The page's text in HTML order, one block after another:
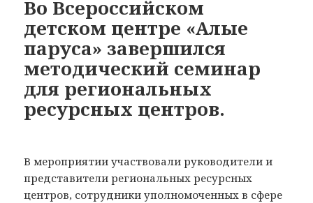
Во Всероссийском
детском центре «Алые
паруса» завершился
методический семинар
для региональных
ресурсных центров.
В мероприятии участвовали руководители и
представители региональных ресурсных
центров, сотрудники уполномоченных в сфере